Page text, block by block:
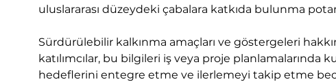
uluslararası düzeydeki çabalara katkıda bulunma
Sürdürülebilir kalkınma amaçları ve göstergeleri
katılımcılar, bu bilgileri iş veya proje planlamalarında
hedeflerini entegre etme ve ilerlemeyi takip etme